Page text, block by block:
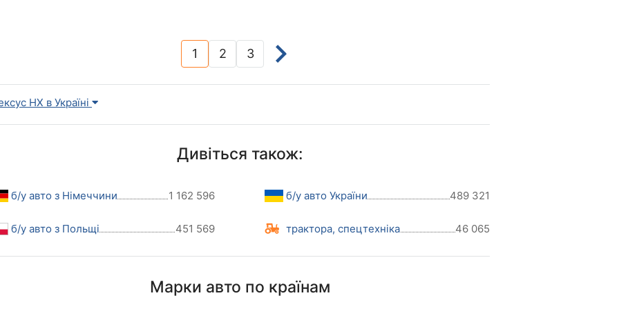
1(current)
2 3
НХ в Україні
Дивіться також:
б/у авто з Німеччини 1 162 596
б/у авто з Польщі 451 569
б/у авто України 489 321
трактора, спецтехніка 46 065
Марки авто по країнам